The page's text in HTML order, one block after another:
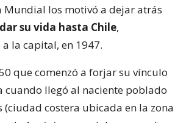
Mundial los motivó a dejar atrás
su vida hasta Chile,
la capital, en 1947.
que comenzó a forjar su vínculo
cuando llegó al naciente poblado
(ciudad costera ubicada en la zona